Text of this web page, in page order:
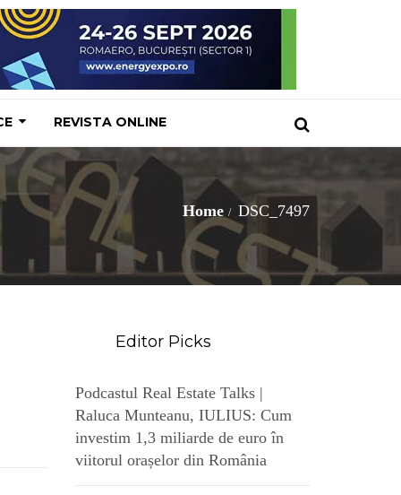
REVISTA ONLINE
Home DSC_7497
Editor Picks
Podcastul Real Estate Talks |
Raluca Munteanu, IULIUS: Cum
investim 1,3 miliarde de euro în
viitorul orașelor din România